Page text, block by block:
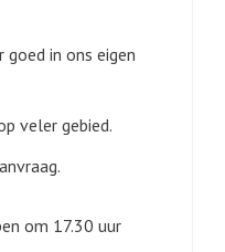
in ons eigen
veler gebied.
om 17.30 uur